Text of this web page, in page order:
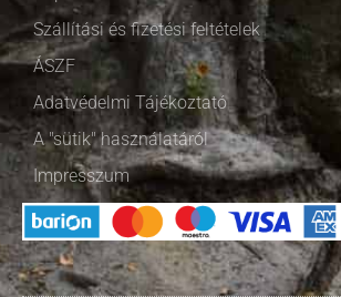
Szállítási és fizetési feltételek
ÁSZF
Adatvédelmi Tájékoztató
A "sütik" használatáról
Impresszum